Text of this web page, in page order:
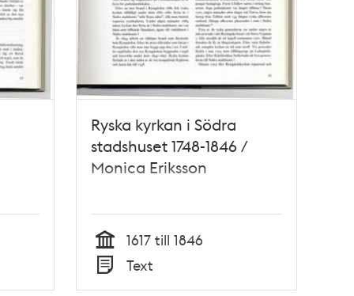
Ryska kyrkan i Södra
stadshuset 1748-1846 /
Monica Eriksson
Tid
1617 till 1846
Typ
Text